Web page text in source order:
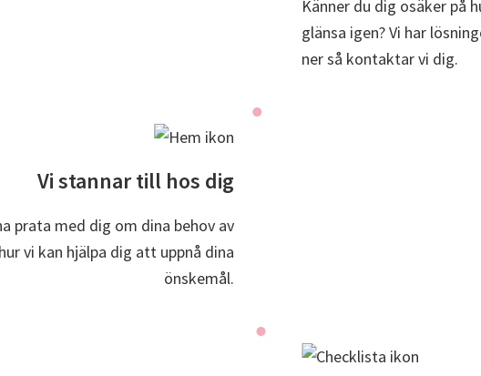
Känner du dig osäker på
glänsa igen? Vi har
ner så kontaktar vi dig.
Vi stannar till hos dig
prata med dig om dina behov av
vi kan hjälpa dig att uppnå dina
önskemål.